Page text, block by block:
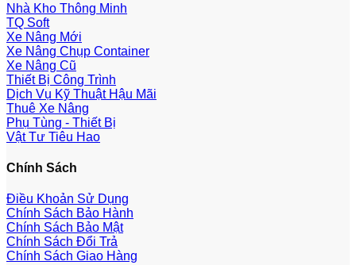
Nhà Kho Thông Minh
TQ Soft
Xe Nâng Mới
Xe Nâng Chụp Container
Xe Nâng Cũ
Thiết Bị Công Trình
Dịch Vụ Kỹ Thuật Hậu Mãi
Thuê Xe Nâng
Phụ Tùng - Thiết Bị
Vật Tư Tiêu Hao
Chính Sách
Điều Khoản Sử Dụng
Chính Sách Bảo Hành
Chính Sách Bảo Mật
Chính Sách Đổi Trả
Chính Sách Giao Hàng